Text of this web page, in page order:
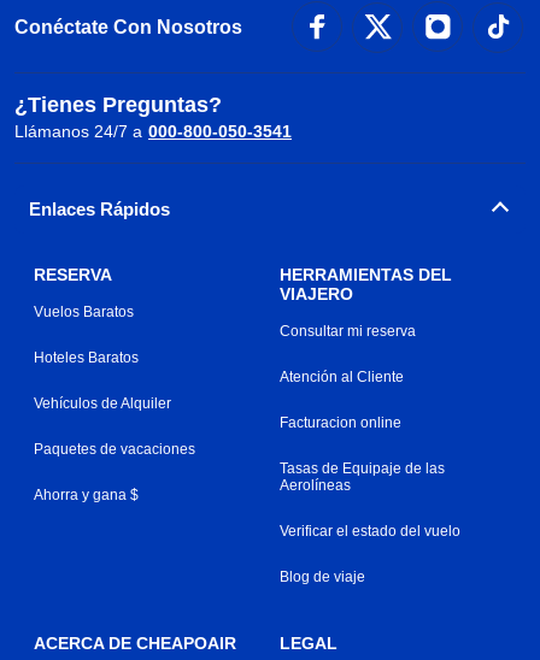
Conéctate Con Nosotros
¿Tienes Preguntas?
Llámanos 24/7 a 000-800-050-3541
Enlaces Rápidos
RESERVA
Vuelos Baratos
Hoteles Baratos
Vehículos de Alquiler
Paquetes de vacaciones
Ahorra y gana $
HERRAMIENTAS DEL
VIAJERO
Consultar mi reserva
Atención al Cliente
Facturacion online
Tasas de Equipaje de las
Aerolíneas
Verificar el estado del vuelo
Blog de viaje
ACERCA DE CHEAPOAIR LEGAL